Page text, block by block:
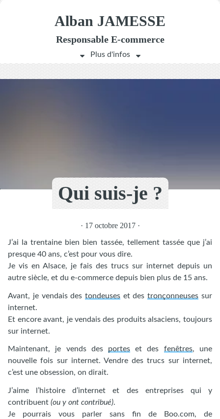
Alban JAMESSE
Responsable E-commerce
Qui suis-je ?
· 17 octobre 2017 ·
J’ai la trentaine bien bien tassée, tellement tassée que j’ai
presque 40 ans, c’est pour vous dire.
Je vis en Alsace, je fais des trucs sur internet depuis un
autre siècle, et du e-commerce depuis bien plus de 15 ans.
Avant, je vendais des tondeuses et destronçonneuses sur
internet.
Et encore avant, je vendais des produits alsaciens, toujours
sur internet.
Maintenant, je vends des portes et des fenêtres, une
nouvelle fois sur internet. Vendre des trucs sur internet,
c’est une obsession, on dirait.
J’aime l’histoire d’internet et des entreprises qui y
contribuent(ou y ont contribué).
Je pourrais vous parler sans fin de Boo.com, de